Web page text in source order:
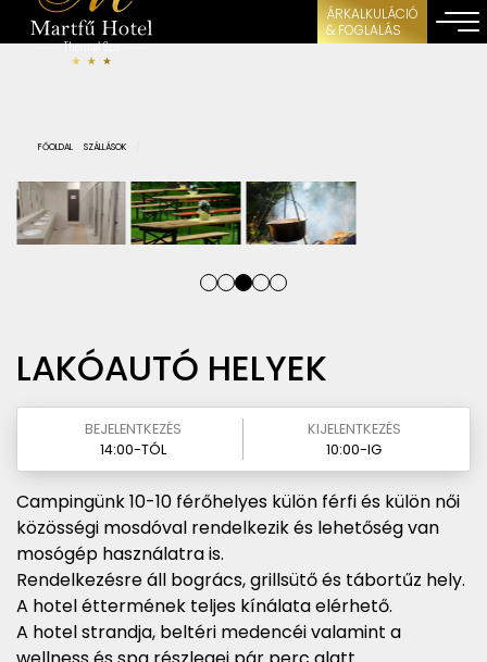
ÁRKALKULÁCIÓ
& FOGLALÁS
FŐOLDAL SZÁLLÁSOK
LAKÓAUTÓ HELYEK
BEJELENTKEZÉS
14:00-TÓL
KIJELENTKEZÉS
10:00-IG
Campingünk 10-10 férőhelyes külön férfi és külön női
közösségi mosdóval rendelkezik és lehetőség van
mosógép használatra is.
Rendelkezésre áll bogrács, grillsütő és tábortűz hely.
A hotel éttermének teljes kínálata elérhető.
A hotel strandja, beltéri medencéi valamint a